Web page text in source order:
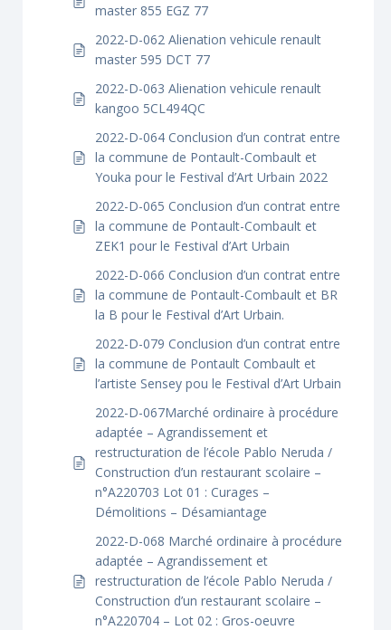
master 855 EGZ 77
2022-D-062 Alienation vehicule renault
master 595 DCT 77
2022-D-063 Alienation vehicule renault
kangoo 5CL494QC
2022-D-064 Conclusion d’un contrat entre
la commune de Pontault-Combault et
Youka pour le Festival d’Art Urbain 2022
2022-D-065 Conclusion d’un contrat entre
la commune de Pontault-Combault et
ZEK1 pour le Festival d’Art Urbain
2022-D-066 Conclusion d’un contrat entre
la commune de Pontault-Combault et BR
la B pour le Festival d’Art Urbain.
2022-D-079 Conclusion d’un contrat entre
la commune de Pontault Combault et
l’artiste Sensey pou le Festival d’Art Urbain
2022-D-067Marché ordinaire à procédure
adaptée – Agrandissement et
restructuration de l’école Pablo Neruda /
Construction d’un restaurant scolaire –
n°A220703 Lot 01 : Curages –
Démolitions – Désamiantage
2022-D-068 Marché ordinaire à procédure
adaptée – Agrandissement et
restructuration de l’école Pablo Neruda /
Construction d’un restaurant scolaire –
n°A220704 – Lot 02 : Gros-oeuvre